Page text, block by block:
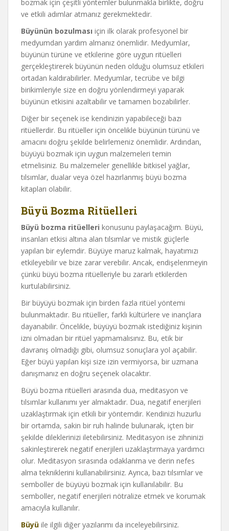
bozmak için çeşitli yöntemler bulunmakla birlikte, doğru
ve etkili adımlar atmanız gerekmektedir.
Büyünün bozulması için ilk olarak profesyonel bir
medyumdan yardım almanız önemlidir. Medyumlar,
büyünün türüne ve etkilerine göre uygun ritüelleri
gerçekleştirerek büyünün neden olduğu olumsuz etkileri
ortadan kaldırabilirler. Medyumlar, tecrübe ve bilgi
birikimleriyle size en doğru yönlendirmeyi yaparak
büyünün etkisini azaltabilir ve tamamen bozabilirler.
Diğer bir seçenek ise kendinizin yapabileceği bazı
ritüellerdir. Bu ritüeller için öncelikle büyünün türünü ve
amacını doğru şekilde belirlemeniz önemlidir. Ardından,
büyüyü bozmak için uygun malzemeleri temin
etmelisiniz. Bu malzemeler genellikle bitkisel yağlar,
tılsımlar, dualar veya özel hazırlanmış büyü bozma
kitapları olabilir.
Büyü Bozma Ritüelleri
Büyü bozma ritüelleri konusunu paylaşacağım. Büyü,
insanları etkisi altına alan tılsımlar ve mistik güçlerle
yapılan bir eylemdir. Büyüye maruz kalmak, hayatımızı
etkileyebilir ve bize zarar verebilir. Ancak, endişelenmeyin
çünkü büyü bozma ritüelleriyle bu zararlı etkilerden
kurtulabilirsiniz.
Bir büyüyü bozmak için birden fazla ritüel yöntemi
bulunmaktadır. Bu ritüeller, farklı kültürlere ve inançlara
dayanabilir. Öncelikle, büyüyü bozmak istediğiniz kişinin
izni olmadan bir ritüel yapmamalısınız. Bu, etik bir
davranış olmadığı gibi, olumsuz sonuçlara yol açabilir.
Eğer büyü yapılan kişi size izin vermiyorsa, bir uzmana
danışmanız en doğru seçenek olacaktır.
Büyü bozma ritüelleri arasında dua, meditasyon ve
tılsımlar kullanımı yer almaktadır. Dua, negatif enerjileri
uzaklaştırmak için etkili bir yöntemdir. Kendinizi huzurlu
bir ortamda, sakin bir ruh halinde bulunarak, içten bir
şekilde dileklerinizi iletebilirsiniz. Meditasyon ise zihninizi
sakinleştirerek negatif enerjileri uzaklaştırmaya yardımcı
olur. Meditasyon sırasında odaklanma ve derin nefes
alma tekniklerini kullanabilirsiniz. Ayrıca, bazı tılsımlar ve
semboller de büyüyü bozmak için kullanılabilir. Bu
semboller, negatif enerjileri nötralize etmek ve korumak
amacıyla kullanılır.
Büyü ile ilgili diğer yazılarımı da inceleyebilirsiniz.